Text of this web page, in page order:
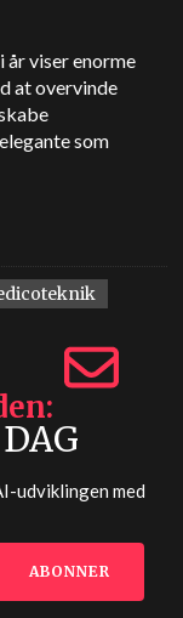
viser enorme
at overvinde
som
udviklingen med